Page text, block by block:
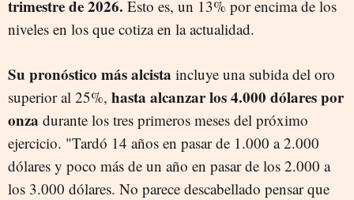
trimestre de 2026. Esto es, un 13% por encima de los
niveles en los que cotiza en la actualidad.
Su pronóstico más alcista incluye una subida del oro
superior al 25%, hasta alcanzar los 4.000 dólares por
onza durante los tres primeros meses del próximo
ejercicio. "Tardó 14 años en pasar de 1.000 a 2.000
dólares y poco más de un año en pasar de los 2.000 a
los 3.000 dólares. No parece descabellado pensar que